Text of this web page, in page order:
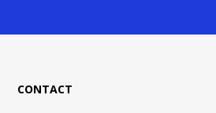
CONTACT